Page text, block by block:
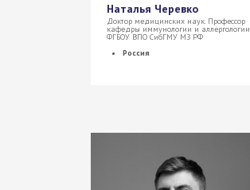
Наталья Черевко
Доктор медицинских наук. Профессор
кафедры иммунологии и аллергологии
ФГБОУ ВПО СибГМУ МЗ РФ
Россия